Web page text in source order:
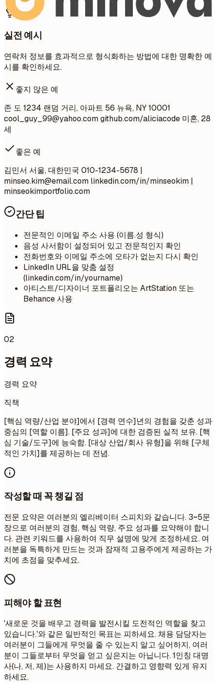
실전 예시
연락처 정보를 효과적으로 형식화하는 방법에 대한 명확한 예
시를 확인하세요.
좋지 않은 예
존 도 1234 랜덤 거리, 아파트 56 뉴욕, NY 10001
cool_guy_99@yahoo.comgithub.com/aliciacode 미혼, 28
세
좋은 예
김민서 서울, 대한민국 010-1234-5678 |
minseo.kim@email.com linkedin.com/in/minseokim |
minseokimportfolio.com
간단 팁
전문적인 이메일 주소 사용 (이름.성 형식)
음성 사서함이 설정되어 있고 전문적인지 확인
전화번호와 이메일 주소에 오타가 없는지 다시 확인
LinkedIn URL을 맞춤 설정
(linkedin.com/in/yourname)
아티스트/디자이너 포트폴리오는 ArtStation 또는
Behance 사용
02
경력 요약
경력 요약
직책
[핵심 역량/산업 분야]에서 [경력 연수]년의 경험을 갖춘 성과
중심의 [역할 이름]. [주요 성과]에 대한 검증된 실적 보유. [핵
심 기술/도구]에 능숙함. [대상 산업/회사 유형]을 위해 [구체
적인 가치]를 제공하는 데 전념.
작성할 때 꼭 챙길 점
전문 요약은 여러분의 엘리베이터 스피치와 같습니다. 3~5문
장으로 여러분의 경험, 핵심 역량, 주요 성과를 요약해야 합니
다. 관련 키워드를 사용하여 직무 설명에 맞게 조정하세요. 여
러분을 독특하게 만드는 것과 잠재적 고용주에게 제공하는 가
치에 초점을 맞추세요.
피해야 할 표현
'새로운 것을 배우고 경력을 발전시킬 도전적인 역할을 찾고
있습니다.'와 같은 일반적인 목표는 피하세요. 채용 담당자는
여러분이 그들에게 무엇을 줄 수 있는지 알고 싶어하지, 여러
분이 그들로부터 무엇을 얻고 싶은지는 아닙니다. 1인칭 대명
사(나, 저, 제)는 사용하지 마세요. 간결하고 영향력 있게 유지
하세요.